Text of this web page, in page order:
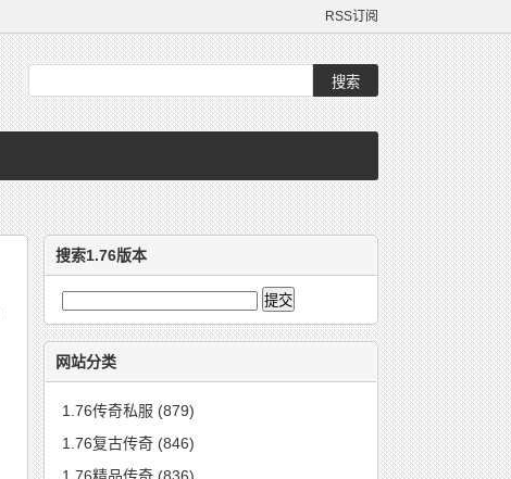
RSS订阅
搜索1.76版本
网站分类
1.76传奇私服 (879)
1.76复古传奇 (846)